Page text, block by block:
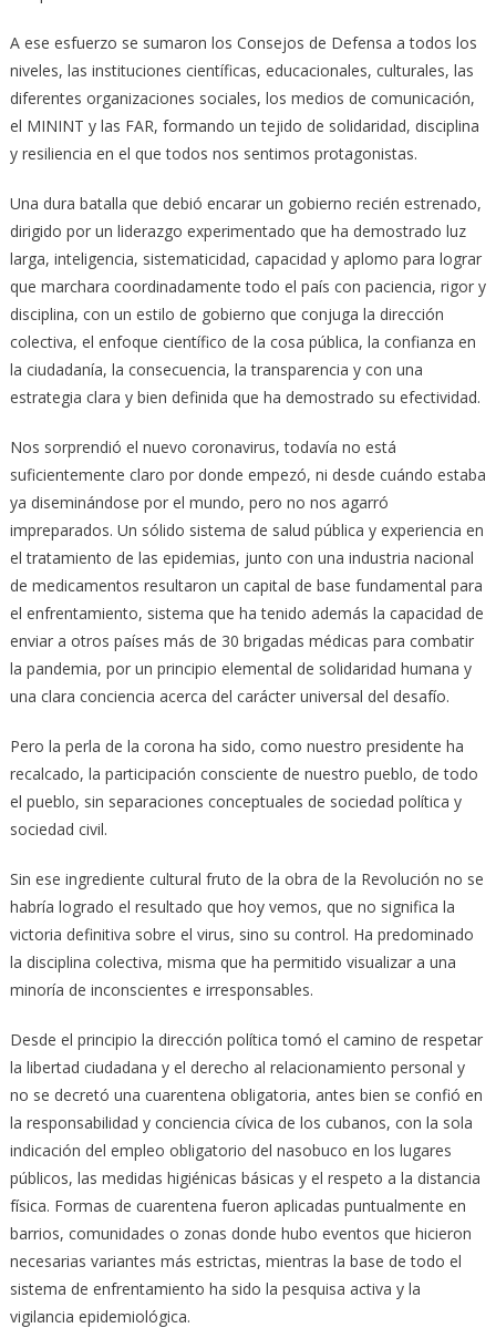
A ese esfuerzo se sumaron los Consejos de Defensa a todos los
niveles, las instituciones científicas, educacionales, culturales, las
diferentes organizaciones sociales, los medios de comunicación,
el MININT y las FAR, formando un tejido de solidaridad, disciplina
y resiliencia en el que todos nos sentimos protagonistas.
Una dura batalla que debió encarar un gobierno recién estrenado,
dirigido por un liderazgo experimentado que ha demostrado luz
larga, inteligencia, sistematicidad, capacidad y aplomo para lograr
que marchara coordinadamente todo el país con paciencia, rigor y
disciplina, con un estilo de gobierno que conjuga la dirección
colectiva, el enfoque científico de la cosa pública, la confianza en
la ciudadanía, la consecuencia, la transparencia y con una
estrategia clara y bien definida que ha demostrado su efectividad.
Nos sorprendió el nuevo coronavirus, todavía no está
suficientemente claro por donde empezó, ni desde cuándo estaba
ya diseminándose por el mundo, pero no nos agarró
impreparados. Un sólido sistema de salud pública y experiencia en
el tratamiento de las epidemias, junto con una industria nacional
de medicamentos resultaron un capital de base fundamental para
el enfrentamiento, sistema que ha tenido además la capacidad de
enviar a otros países más de 30 brigadas médicas para combatir
la pandemia, por un principio elemental de solidaridad humana y
una clara conciencia acerca del carácter universal del desafío.
Pero la perla de la corona ha sido, como nuestro presidente ha
recalcado, la participación consciente de nuestro pueblo, de todo
el pueblo, sin separaciones conceptuales de sociedad política y
sociedad civil.
Sin ese ingrediente cultural fruto de la obra de la Revolución no se
habría logrado el resultado que hoy vemos, que no significa la
victoria definitiva sobre el virus, sino su control. Ha predominado
la disciplina colectiva, misma que ha permitido visualizar a una
minoría de inconscientes e irresponsables.
Desde el principio la dirección política tomó el camino de respetar
la libertad ciudadana y el derecho al relacionamiento personal y
no se decretó una cuarentena obligatoria, antes bien se confió en
la responsabilidad y conciencia cívica de los cubanos, con la sola
indicación del empleo obligatorio del nasobuco en los lugares
públicos, las medidas higiénicas básicas y el respeto a la distancia
física. Formas de cuarentena fueron aplicadas puntualmente en
barrios, comunidades o zonas donde hubo eventos que hicieron
necesarias variantes más estrictas, mientras la base de todo el
sistema de enfrentamiento ha sido la pesquisa activa y la
vigilancia epidemiológica.